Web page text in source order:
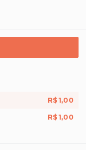
R$1,00
R$1,00